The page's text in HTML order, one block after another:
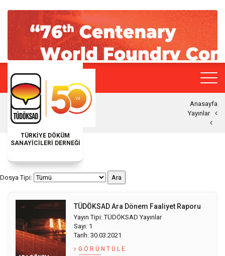
TÜRKİYE DÖKÜM
SANAYİCİLERİ DERNEĞİ
Anasayfa
Yayınlar
Dosya Tipi:
TÜDÖKSAD Ara Dönem Faaliyet Raporu
Yayın Tipi: TÜDÖKSAD Yayınlar
Sayı: 1
Tarih: 30.03.2021
GÖRÜNTÜLE